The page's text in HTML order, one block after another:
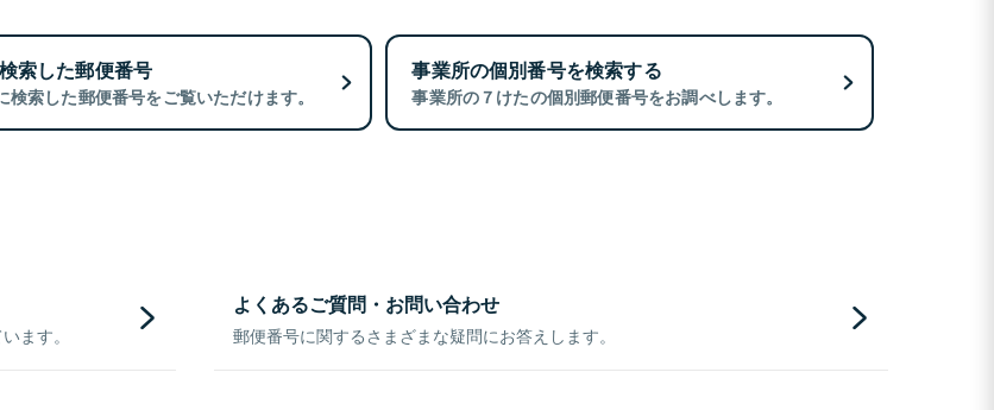
索した郵便番号
検索した郵便番号をご覧いただけます。
事業所の個別番号を検索する
事業所の７けたの個別郵便番号をお調べします。
ます。
よくあるご質問・お問い合わせ
郵便番号に関するさまざまな疑問にお答えします。